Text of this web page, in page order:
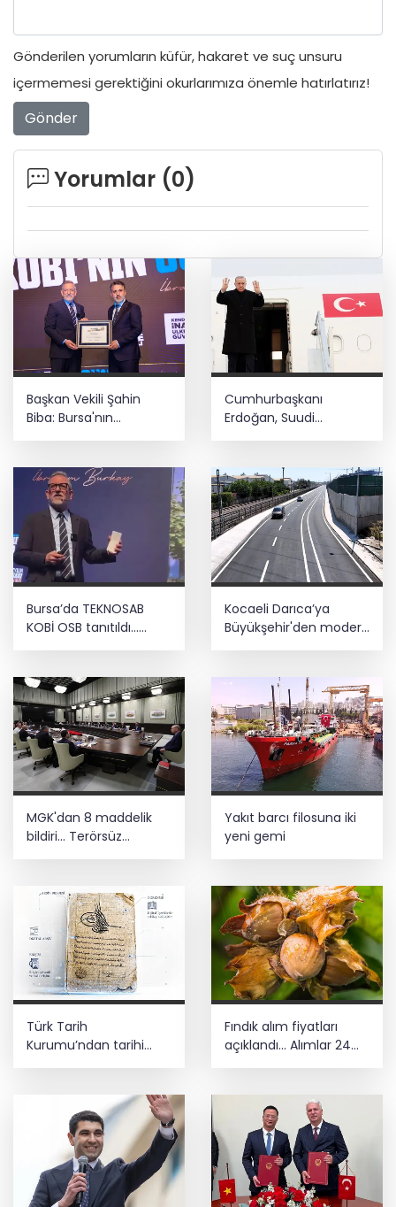
Gönderilen yorumların küfür, hakaret ve suç unsuru
içermemesi gerektiğini okurlarımıza önemle hatırlatırız!
Gönder
Yorumlar (0)
Başkan Vekili Şahin
Biba: Bursa'nın
geleceğini bütüncül
Cumhurbaşkanı
Erdoğan, Suudi
Arabistan yolcusu
Bursa’da TEKNOSAB
KOBİ OSB tanıtıldı...
dönem
Kocaeli Darıca’ya
Büyükşehir'den modern
MGK'dan 8 maddelik
bildiri... Terörsüz
mesajı
Yakıt barcı filosuna iki
yeni gemi
Türk Tarih
Kurumu’ndan tarihi
içerikler tek platformda
Fındık alım fiyatları
açıklandı... Alımlar 24
Ağustos'ta başlıyor